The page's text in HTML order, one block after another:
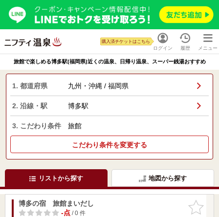
ログイン
購入済チケットはこちら
履歴 メニュー
旅館で楽しめる博多駅(福岡県)近くの温泉、日帰り温泉、スーパー銭湯おすすめ
1. 都道府県 九州・沖縄 / 福岡県
2. 沿線・駅 博多駅
3. こだわり条件 旅館
こだわり条件を変更する
リストから探す 地図から探す
お気に入
りに追加
博多の宿 旅館まいだし
-点/ 0 件